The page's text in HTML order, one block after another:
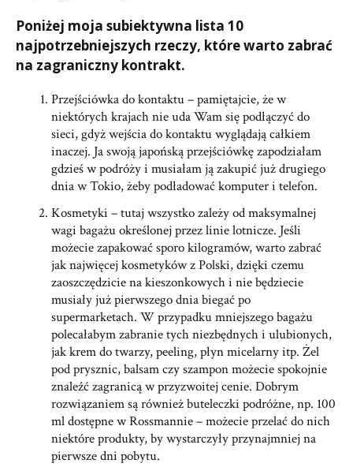
Poniżej moja subiektywna lista 10
najpotrzebniejszych rzeczy, które warto zabrać
na zagraniczny kontrakt.
Przejściówka do kontaktu – pamiętajcie, że w
niektórych krajach nie uda Wam się podłączyć do
sieci, gdyż wejścia do kontaktu wyglądają całkiem
inaczej. Ja swoją japońską przejściówkę zapodziałam
gdzieś w podróży i musiałam ją zakupić już drugiego
dnia w Tokio, żeby podładować komputer i telefon.
Kosmetyki – tutaj wszystko zależy od maksymalnej
wagi bagażu określonej przez linie lotnicze. Jeśli
możecie zapakować sporo kilogramów, warto zabrać
jak najwięcej kosmetyków z Polski, dzięki czemu
zaoszczędzicie na kieszonkowych i nie będziecie
musiały już pierwszego dnia biegać po
supermarketach. W przypadku mniejszego bagażu
polecałabym zabranie tych niezbędnych i ulubionych,
jak krem do twarzy, peeling, płyn micelarny itp. Żel
pod prysznic, balsam czy szampon możecie spokojnie
znaleźć zagranicą w przyzwoitej cenie. Dobrym
rozwiązaniem są również buteleczki podróżne, np. 100
ml dostępne w Rossmannie – możecie przelać do nich
niektóre produkty, by wystarczyły przynajmniej na
pierwsze dni pobytu.